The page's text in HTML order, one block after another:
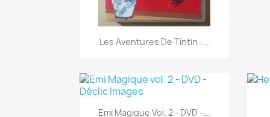
Aperçu rapide
Les Aventures De Tintin :...
Aperçu rapide
Emi Magique Vol. 2 - DVD -...